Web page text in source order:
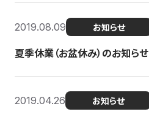
2019.08.09 お知らせ
夏季休業（お盆休み）のお知らせ
2019.04.26 お知らせ